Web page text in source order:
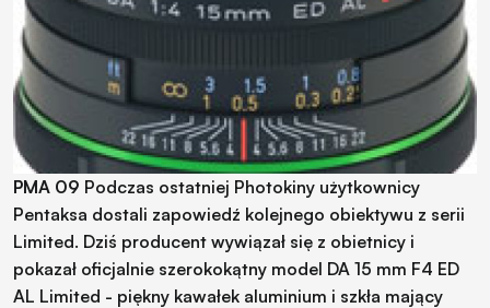
PMA 09 Podczas ostatniej Photokiny użytkownicy
Pentaksa dostali zapowiedź kolejnego obiektywu z serii
Limited. Dziś producent wywiązał się z obietnicy i
pokazał oficjalnie szerokokątny model DA 15 mm F4 ED
AL Limited - piękny kawałek aluminium i szkła mający